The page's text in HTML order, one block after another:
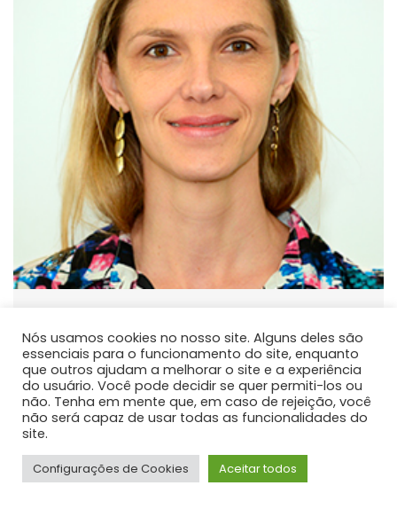
Guimaraes
PROFESSOR DE ENSINO SUPERIOR
Atua principalmente nas seguintes linhas de pesquisa:
Modelagem do Crescimento e da Produção e Manejo
Florestal.
Nós usamos cookies no nosso site. Alguns deles são
essenciais para o funcionamento do site, enquanto
que outros ajudam a melhorar o site e a experiência
do usuário. Você pode decidir se quer permiti-los ou
não. Tenha em mente que, em caso de rejeição, você
não será capaz de usar todas as funcionalidades do
site.
Configurações de Cookies Aceitar todos